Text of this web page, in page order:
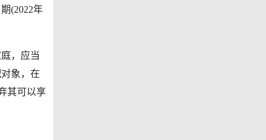
(2022年
，应当
象，在
其可以享